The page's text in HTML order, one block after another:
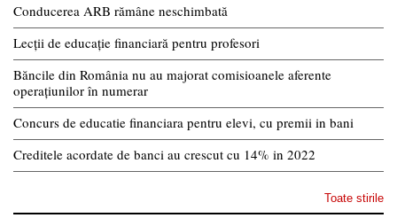
Conducerea ARB rămâne neschimbată
Lecții de educație financiară pentru profesori
Băncile din România nu au majorat comisioanele aferente
operațiunilor în numerar
Concurs de educatie financiara pentru elevi, cu premii in bani
Creditele acordate de banci au crescut cu 14% in 2022
Toate stirile